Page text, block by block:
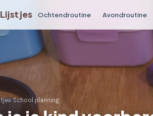
Ochtendroutine Avondroutine
›School planning